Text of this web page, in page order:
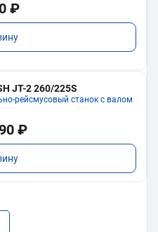
₽
JT-2 260/225S
рейсмусовый станок с валом
₽